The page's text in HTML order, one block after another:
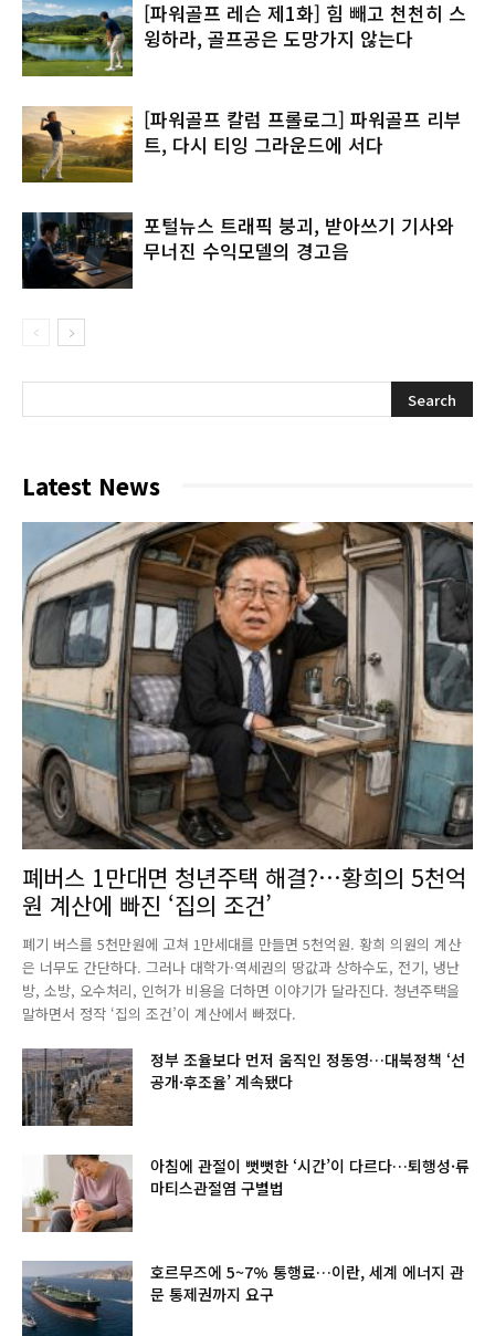
[파워골프 레슨 제1화] 힘 빼고 천천히 스
윙하라, 골프공은 도망가지 않는다
[파워골프 칼럼 프롤로그] 파워골프 리부
트, 다시 티잉 그라운드에 서다
포털뉴스 트래픽 붕괴, 받아쓰기 기사와
무너진 수익모델의 경고음
Latest News
폐버스 1만대면 청년주택 해결?…황희의 5천억
원 계산에 빠진 ‘집의 조건’
폐기 버스를 5천만원에 고쳐 1만세대를 만들면 5천억원. 황희 의원의 계산
은 너무도 간단하다. 그러나 대학가·역세권의 땅값과 상하수도, 전기, 냉난
방, 소방, 오수처리, 인허가 비용을 더하면 이야기가 달라진다. 청년주택을
말하면서 정작 ‘집의 조건’이 계산에서 빠졌다.
정부 조율보다 먼저 움직인 정동영…대북정책 ‘선
공개·후조율’ 계속됐다
아침에 관절이 뻣뻣한 ‘시간’이 다르다…퇴행성·류
마티스관절염 구별법
호르무즈에 5~7% 통행료…이란, 세계 에너지 관
문 통제권까지 요구